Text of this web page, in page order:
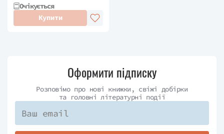
Очікується
Купити
Оформити підписку
Розповімо про нові книжки, свіжі добірки
та головні літературні події